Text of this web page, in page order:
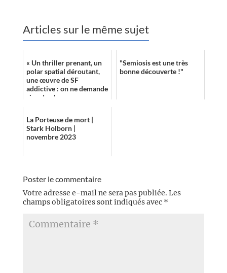
Articles sur le même sujet
« Un thriller prenant, un
polar spatial déroutant,
une œuvre de SF
addictive : on ne demande
rien de plus. »
"Semiosis est une très
bonne découverte !"
La Porteuse de mort |
Stark Holborn |
novembre 2023
Poster le commentaire
Votre adresse e-mail ne sera pas publiée. Les
champs obligatoires sont indiqués avec *